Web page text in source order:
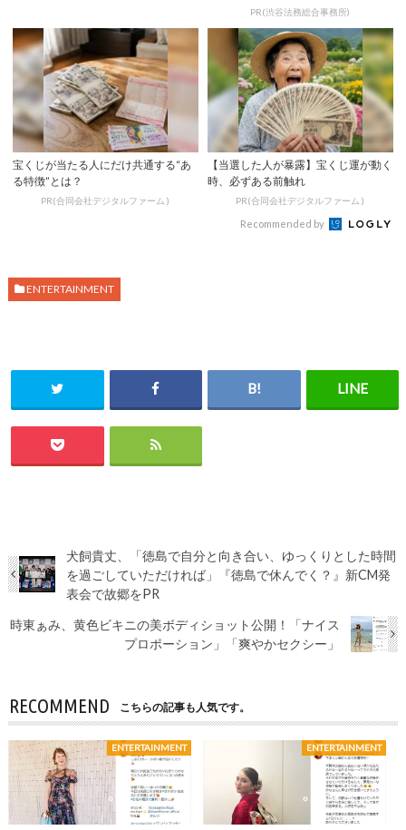
してから返済...PR(渋谷法務総合事務所)
宝くじが当たる人にだけ共通する“あ
る特徴”とは？
PR(合同会社デジタルファーム )
【当選した人が暴露】宝くじ運が動く
時、必ずある前触れ
PR(合同会社デジタルファーム )
Recommended by
ENTERTAINMENT
犬飼貴丈、「徳島で自分と向き合い、ゆっくりとした時間
を過ごしていただければ」『徳島で休んでく？』新CM発
表会で故郷をPR
時東ぁみ、黄色ビキニの美ボディショット公開！「ナイス
プロポーション」「爽やかセクシー」
RECOMMEND こちらの記事も人気です。
ENTERTAINMENT ENTERTAINMENT